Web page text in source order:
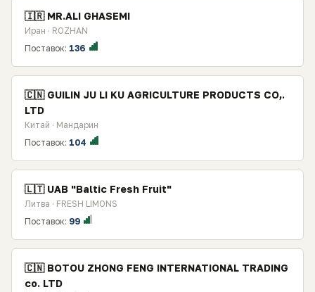
🇮🇷 MR.ALI GHASEMI
Иран · ROZHAN
Поставок: 136
🇨🇳 GUILIN JU LI KU AGRICULTURE PRODUCTS CO,.
LTD
Китай · Мандарин
Поставок: 104
🇱🇹 UAB "Baltic Fresh Fruit"
Литва · FRESH LIMONS
Поставок: 99
🇨🇳 BOTOU ZHONG FENG INTERNATIONAL TRADING
co. LTD